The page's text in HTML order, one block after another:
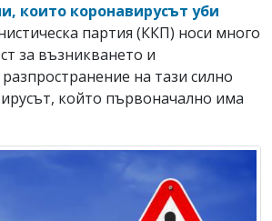
които коронавирусът уби
партия (ККП) носи много
за възникването и
на тази силно
който първоначално има